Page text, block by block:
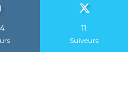
11
Suiveurs